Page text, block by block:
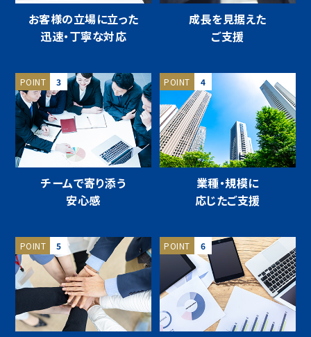
お客様の立場に立った
迅速・丁寧な対応
成長を見据えた
ご支援
POINT 3
チームで寄り添う
安心感
POINT 4
業種・規模に
応じたご支援
POINT 5 POINT 6